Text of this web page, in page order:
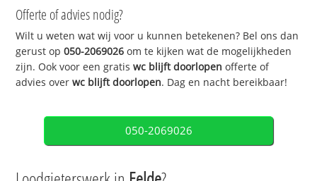
Offerte of advies nodig?
Wilt u weten wat wij voor u kunnen betekenen? Bel ons dan
gerust op050-2069026 om te kijken wat de mogelijkheden
zijn. Ook voor een gratiswc blijft doorlopen offerte of
advies overwc blijft doorlopen. Dag en nacht bereikbaar!
050-2069026